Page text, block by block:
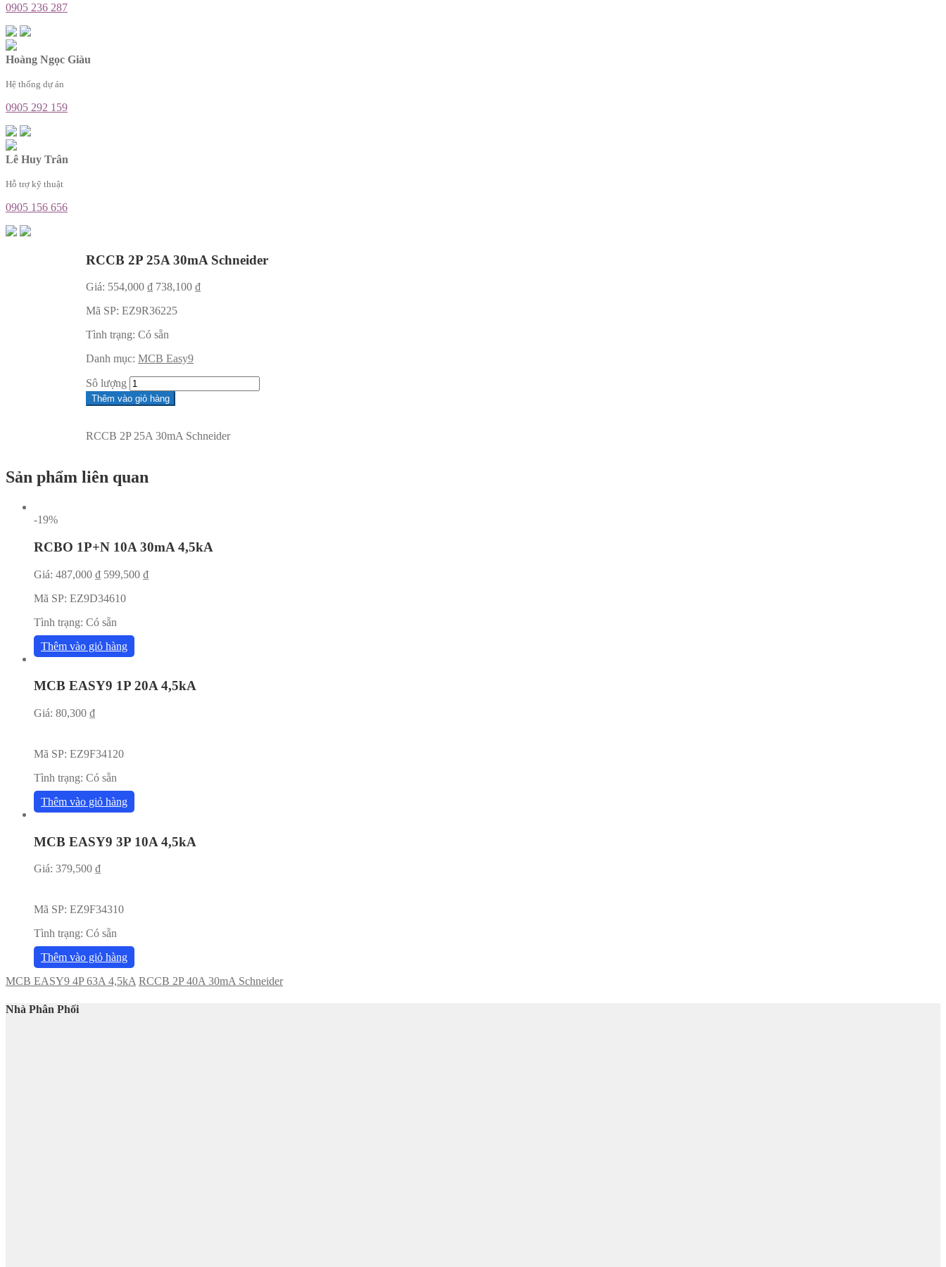
0905 236 287
Hoàng Ngọc Giàu
Hệ thống dự án
0905 292 159
Lê Huy Trân
Hỗ trợ kỹ thuật
0905 156 656
RCCB 2P 25A 30mA Schneider
Giá: 554,000 ₫ 738,100 ₫
Mã SP: EZ9R36225
Tình trạng: Có sẵn
Danh mục: MCB Easy9
Sô lượng
Thêm vào giỏ hàng
RCCB 2P 25A 30mA Schneider
Sản phẩm liên quan
-19%
RCBO 1P+N 10A 30mA 4,5kA
Giá: 487,000 ₫ 599,500 ₫
Mã SP: EZ9D34610
Tình trạng: Có sẵn
Thêm vào giỏ hàng
MCB EASY9 1P 20A 4,5kA
Giá: 80,300 ₫
Mã SP: EZ9F34120
Tình trạng: Có sẵn
Thêm vào giỏ hàng
MCB EASY9 3P 10A 4,5kA
Giá: 379,500 ₫
Mã SP: EZ9F34310
Tình trạng: Có sẵn
Thêm vào giỏ hàng
MCB EASY9 4P 63A 4,5kA RCCB 2P 40A 30mA Schneider
Nhà Phân Phối